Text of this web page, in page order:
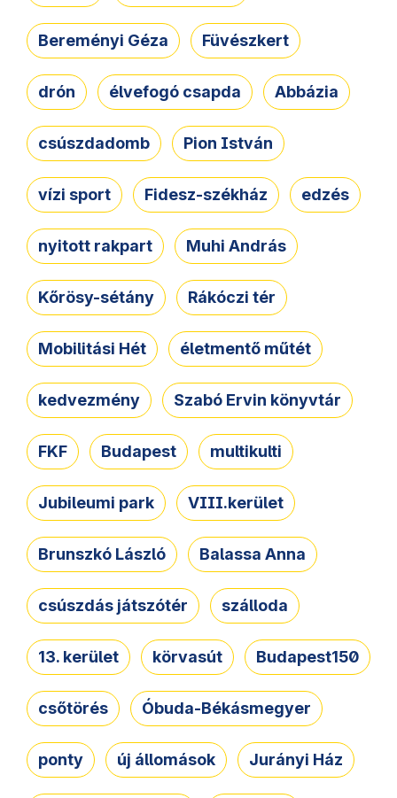
Bereményi Géza Füvészkert
drón élvefogó csapda Abbázia
csúszdadomb Pion István
vízi sport Fidesz-székház edzés
nyitott rakpart Muhi András
Kőrösy-sétány Rákóczi tér
Mobilitási Hét életmentő műtét
kedvezmény Szabó Ervin könyvtár
FKF Budapest multikulti
Jubileumi park VIII.kerület
Brunszkó László Balassa Anna
csúszdás játszótér szálloda
13. kerület körvasút Budapest150
csőtörés Óbuda-Békásmegyer
ponty új állomások Jurányi Ház